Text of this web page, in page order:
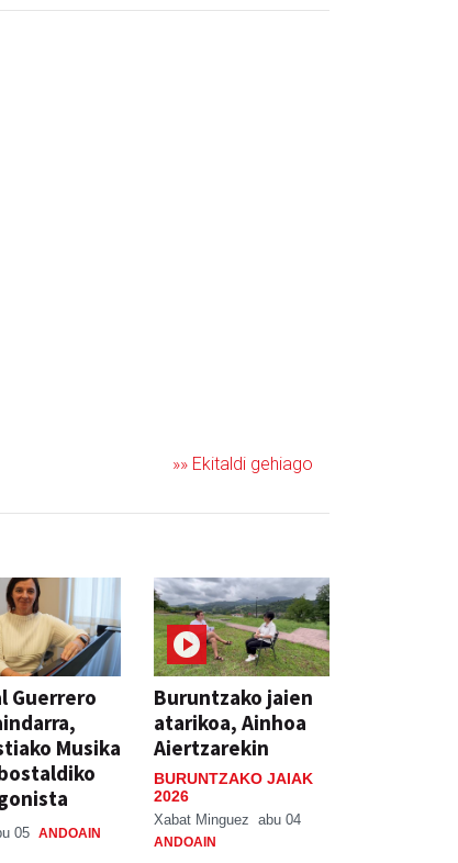
»» Ekitaldi gehiago
Guerrero
Musika
05 ANDOAIN
Buruntzako jaien
atarikoa, Ainhoa
Aiertzarekin
BURUNTZAKO JAIAK
2026
Xabat Minguez abu 04
ANDOAIN